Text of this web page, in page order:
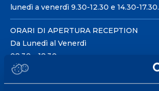
lunedì a venerdì 9.30-12.30 e 14.30-17.30.
ORARI DI APERTURA RECEPTION
Da Lunedì al Venerdì
08.30 - 18.30